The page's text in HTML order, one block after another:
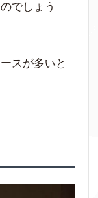
でしょう
スが多いと